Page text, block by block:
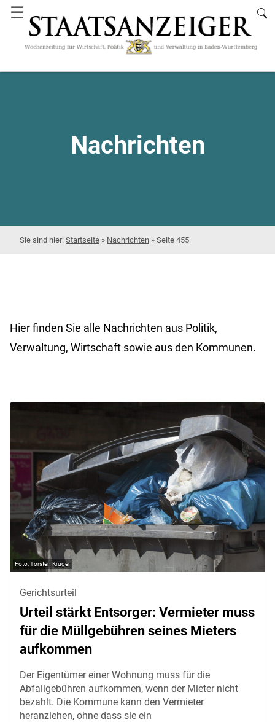
☰
Nachrichten
Startseite » Nachrichten » Seite 455
Hier finden Sie alle Nachrichten aus Politik,
Verwaltung, Wirtschaft sowie aus den Kommunen.
Torsten Krüger
Gerichtsurteil
Urteil stärkt Entsorger: Vermieter muss
für die Müllgebühren seines Mieters
aufkommen
Der Eigentümer einer Wohnung muss für die
Abfallgebühren aufkommen, wenn der Mieter nicht
bezahlt. Die Kommune kann den Vermieter
heranziehen, ohne dass sie ein